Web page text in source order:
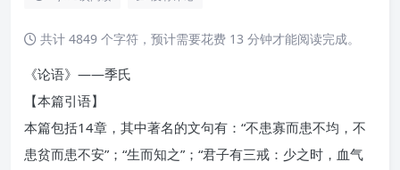
共计 4849 个字符，预计需要花费 13 分钟才能阅读完成。
《论语》——季氏
【本篇引语】
本篇包括14章，其中著名的文句有：“不患寡而患不均，不
患贫而患不安”；“生而知之”；“君子有三戒：少之时，血气